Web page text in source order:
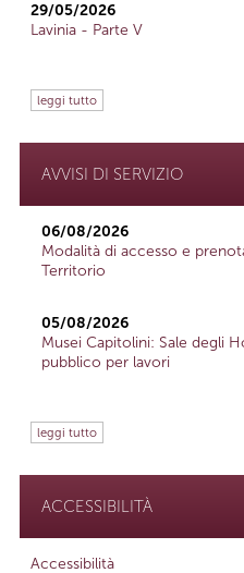
29/05/2026
Lavinia - Parte V
leggi tutto
AVVISI DI SERVIZIO
06/08/2026
Modalità di accesso e
Territorio
05/08/2026
Musei Capitolini: Sale degli
pubblico per lavori
leggi tutto
ACCESSIBILITÀ
Accessibilità